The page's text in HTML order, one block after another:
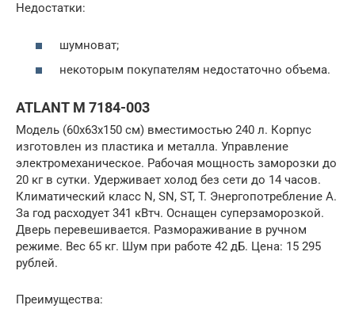
Недостатки:
шумноват;
некоторым покупателям недостаточно объема.
ATLANT М 7184-003
Модель (60х63х150 см) вместимостью 240 л. Корпус
изготовлен из пластика и металла. Управление
электромеханическое. Рабочая мощность заморозки до
20 кг в сутки. Удерживает холод без сети до 14 часов.
Климатический класс N, SN, ST, T. Энергопотребление А.
За год расходует 341 кВтч. Оснащен суперзаморозкой.
Дверь перевешивается. Размораживание в ручном
режиме. Вес 65 кг. Шум при работе 42 дБ. Цена: 15 295
рублей.
Преимущества: